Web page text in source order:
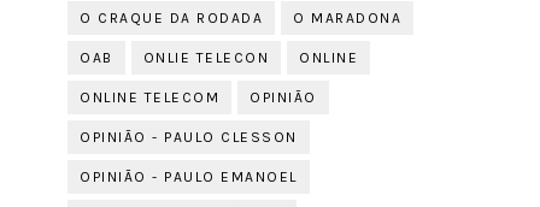
O CRAQUE DA RODADA O MARADONA
OAB ONLIE TELECON ONLINE
ONLINE TELECOM OPINIÃO
OPINIÃO - PAULO CLESSON
OPINIÃO - PAULO EMANOEL